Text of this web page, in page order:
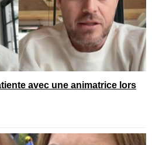
avec une animatrice lors